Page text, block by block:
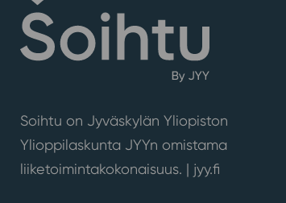
Soihtu on Jyväskylän Yliopiston
Ylioppilaskunta JYYn omistama
liiketoimintakokonaisuus. | jyy.fi